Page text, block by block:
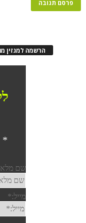
הרשמה למגזין מנהלי משאבי